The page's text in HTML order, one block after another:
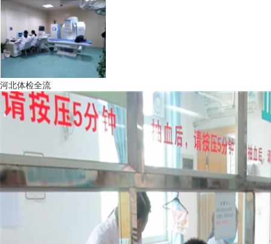
河北体检全流